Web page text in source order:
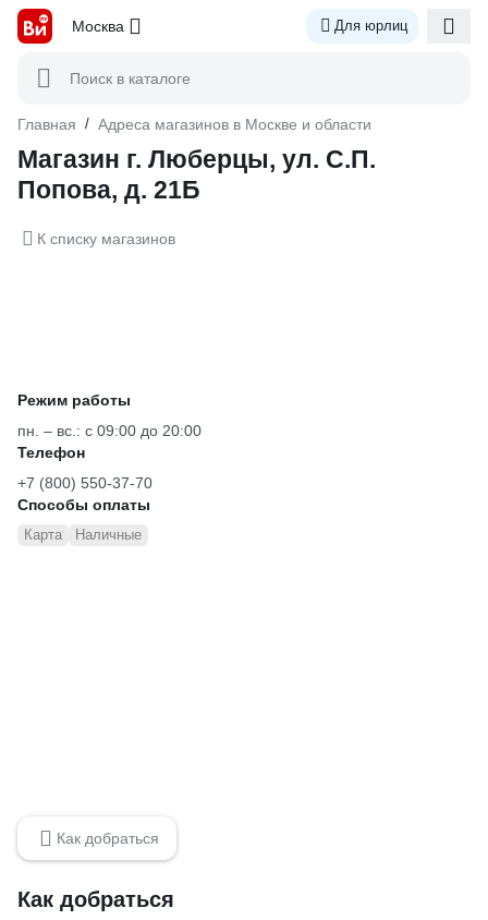
Москва Для юрлиц
Поиск в каталоге
Главная / Адреса магазинов в Москве и области
Магазин г. Люберцы, ул. С.П.
Попова, д. 21Б
К списку магазинов
Режим работы
пн. – вс.: с 09:00 до 20:00
Телефон
+7 (800) 550-37-70
Способы оплаты
Карта Наличные
Как добраться
Как добраться